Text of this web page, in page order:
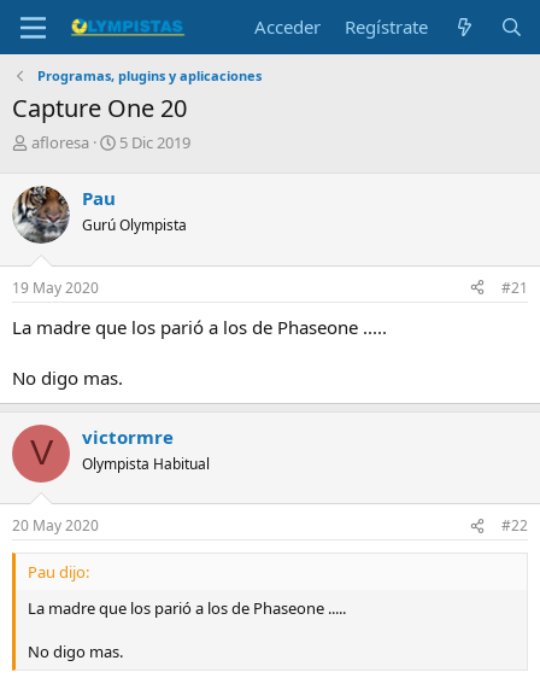
Acceder Regístrate
Programas, plugins y aplicaciones
Capture One 20
I
i
c
i
a
d
o
d
l
t
e
m
a
afloresa
F
a
e
i
i
o
5 Dic 2019
Pau
Gurú Olympista
19 May 2020 #21
La madre que los parió a los de Phaseone .....
No digo mas.
V victormre
Olympista Habitual
20 May 2020 #22
Pau dijo:
La madre que los parió a los de Phaseone .....
No digo mas.